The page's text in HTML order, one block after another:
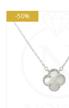
37,99 €.
-50%